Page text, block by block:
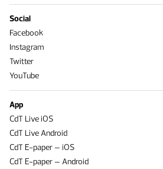
Social
Facebook
Instagram
Twitter
YouTube
App
CdT Live iOS
CdT Live Android
CdT E-paper – iOS
CdT E-paper – Android